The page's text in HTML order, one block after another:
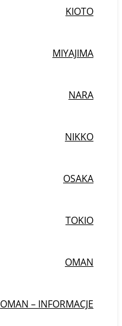
KIOTO
MIYAJIMA
NARA
NIKKO
OSAKA
TOKIO
OMAN
OMAN – INFORMACJE